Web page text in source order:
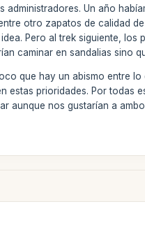
Un año
otro zapatos de calidad
Pero al trek siguiente,
caminar en sandalias sino
que hay un abismo entre
estas prioridades. Por todas
aunque nos gustarían a